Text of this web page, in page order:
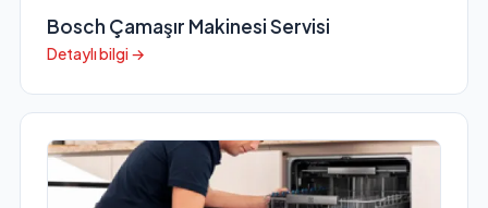
Bosch Çamaşır Makinesi Servisi
Detaylı bilgi →